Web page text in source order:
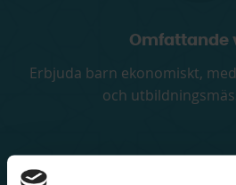
Omfattande
Erbjuda barn ekonomiskt,
och